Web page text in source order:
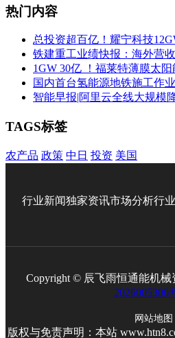
热门内容
总投资超百亿！耀宁科技
铁建重工业绩快报：海外营
1GW 30亿 ！福莱特薄膜太
国内首台氢能源地铁施工作
智能早报|阿里云全线大规模
TAGS标签
农产品 政策 中日 投资 美国
行业新闻独家资讯市场分析行
Copyright © 辰飞雨恒通能机
2026005306
网站地图
版权与免责声明：本站